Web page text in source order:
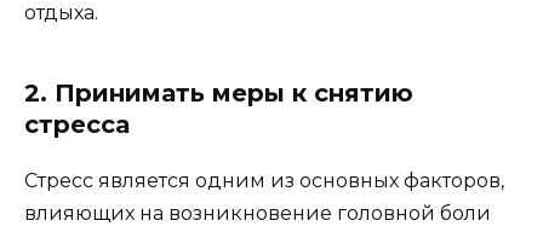
отдыха.
2. Принимать меры к снятию
стресса
Стресс является одним из основных факторов,
влияющих на возникновение головной боли